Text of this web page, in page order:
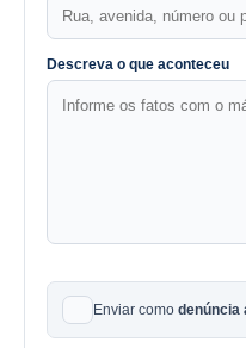
Descreva o que aconteceu
Enviar como denúncia